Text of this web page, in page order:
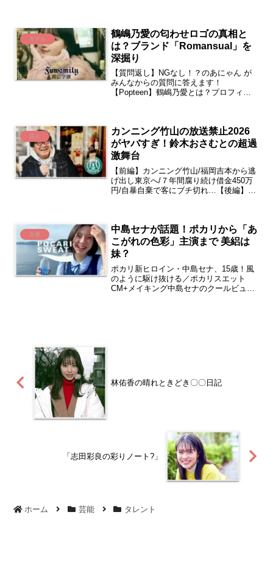
ーカル...
モデル
鶴嶋乃愛の匂わせロゴの真相と
は？ブランド「Romansual」を
深掘り
【質問返し】NGなし！？のあにゃん が
みんなからの質問に答えます！
【Popteen】鶴嶋乃愛とは？プロフィー
地 ...
芸人
カンニング竹山の放送禁止2026
がヤバすぎ！鈴木おさむとの超過
激舞台
【前編】カンニング竹山/福岡吉本から逃
げ出し東京へ/７年間腐り続け借金450万
円/自暴自棄で客にブチ切れ…【後編】カ
単独ライブ「放...
女優
中島セナが話題！ポカリから「あ
こがれの色彩」主演まで 美絽は
妹？
ポカリ新ヒロイン・中島セナ、15歳！風
のように駆け抜ける／ポカリスエット
CM+メイキング中島セナのクールビュー
林佑香の晴れときどき〇〇日記
「志田彩良の彩りノート?」
ホーム 芸能 タレント